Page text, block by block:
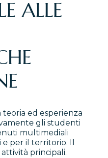
ALLE
teoria ed esperienza
gli studenti
multimediali
per il territorio. Il
principali.